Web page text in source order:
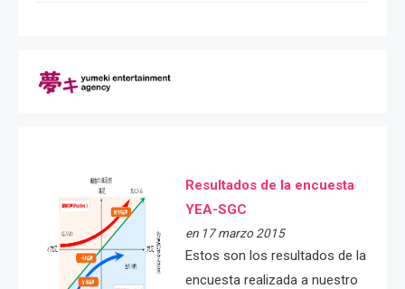
Resultados de la encuesta
YEA-SGC
en 17 marzo 2015
Estos son los resultados de la
encuesta realizada a nuestro